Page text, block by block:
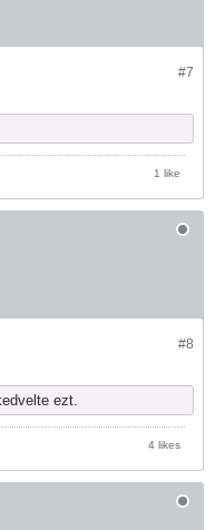
#7
1 like
#8
ezt.
4 likes